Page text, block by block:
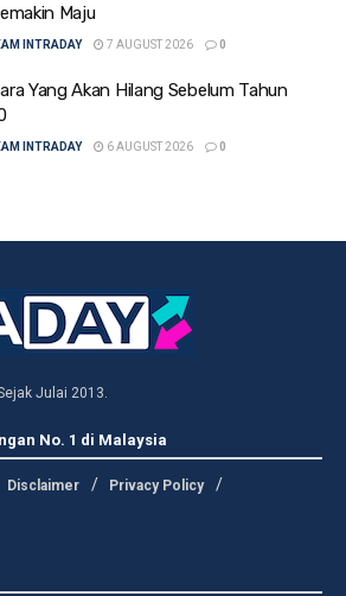
Maju
INTRADAY 7 AUGUST 2026 0
Yang Akan Hilang Sebelum Tahun
INTRADAY 6 AUGUST 2026 0
Julai 2013.
No. 1 di Malaysia
Disclaimer
Privacy Policy